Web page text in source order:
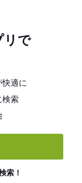
リで
適に
検索
索！